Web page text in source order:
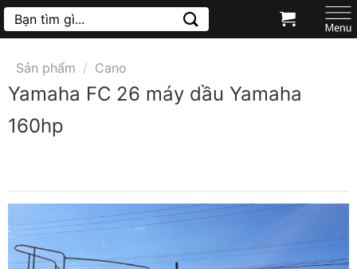
Chuyển
đến
dung
Tìm
kiếm:
Sản phẩm / Cano
Yamaha FC 26 máy dầu Yamaha
160hp